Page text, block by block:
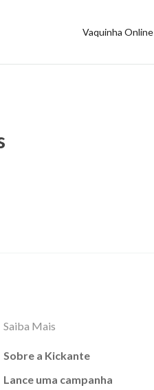
Vaquinha Online
Saiba Mais
Sobre a Kickante
Lance uma campanha